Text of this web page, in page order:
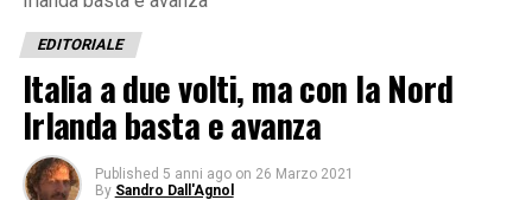
EDITORIALE
Italia a due volti, ma con la Nord
Irlanda basta e avanza
Published 5 anni ago on 26 Marzo 2021
By Sandro Dall'Agnol